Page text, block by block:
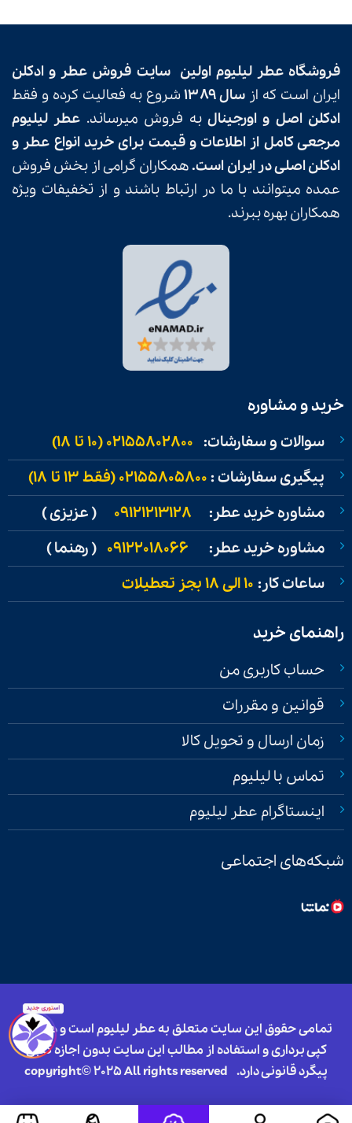
فروشگاهعطر لیلیوم اولین سایت فروش عطر و ادکلن
ایران است که از سال ۱۳۸۹
شروع به فعالیت کرده و فقط
ادکلن اصل و اورجینال به فروش میرساند. عطر لیلیوم
مرجعی کامل از اطلاعات و قیمت برای خرید انواع عطر و
ادکلن اصلی در ایران است.همکاران گرامی از بخش فروش
عمده میتوانند با ما در ارتباط باشند و از تخفیفات ویژه
همکاران بهره ببرند.
خرید و مشاوره
سوالات و سفارشات: 02155802800 (۱۰ تا ۱۸)
پیگیری سفارشات :02155805800 (فقط ۱۳ تا ۱۸)
مشاوره خرید عطر: 09121213128 ( عزیزی )
مشاوره خرید عطر: 09122018066 ( رهنما )
ساعات کار: ۱۰ الی ۱۸ بجز تعطیلات
راهنمای خرید
حساب کاربری من
قوانین و مقررات
زمان ارسال و تحویل کالا
تماس با لیلیوم
اینستاگرام عطر لیلیوم
شبکه‌های اجتماعی
تمامی حقوق این سایت متعلق به عطر لیلیوم است و هرگونه
کپی برداری و استفاده از مطالب این سایت بدون اجازه کتبی
پیگرد قانونی دارد. copyright© 2025 All rights reserved